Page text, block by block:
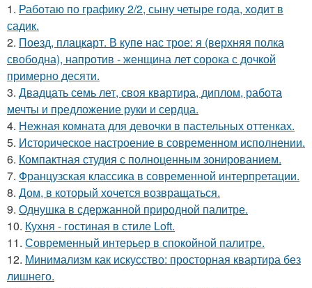
1. Работаю по графику 2/2, сыну четыре года, ходит в
садик.
2. Поезд, плацкарт. В купе нас трое: я (верхняя полка
свободна), напротив - женщина лет сорока с дочкой
примерно десяти.
3. Двадцать семь лет, своя квартира, диплом, работа
мечты и предложение руки и сердца.
4. Нежная комната для девочки в пастельных оттенках.
5. Историческое настроение в современном исполнении.
6. Компактная студия с полноценным зонированием.
7. Французская классика в современной интерпретации.
8. Дом, в который хочется возвращаться.
9. Однушка в сдержанной природной палитре.
10. Кухня - гостиная в стиле Loft.
11. Современный интерьер в спокойной палитре.
12. Минимализм как искусство: просторная квартира без
лишнего.